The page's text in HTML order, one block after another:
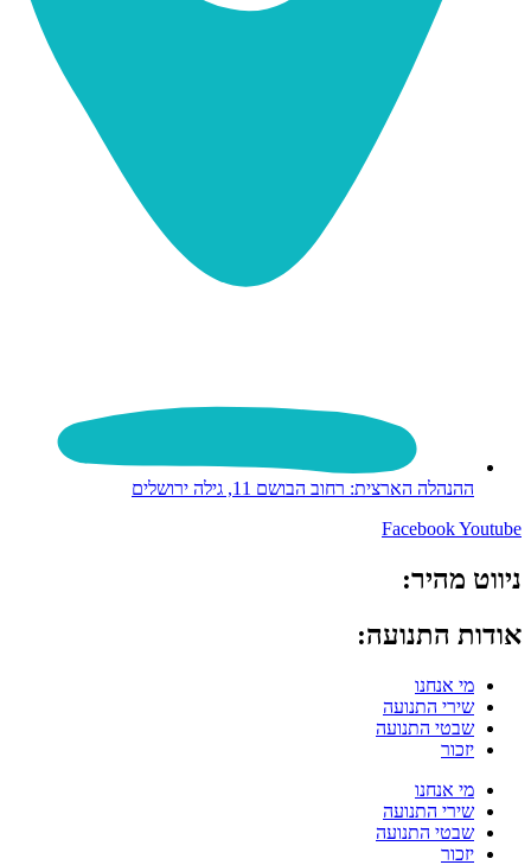
ההנהלה הארצית: רחוב הבושם 11, גילה ירושלים
FacebookYoutube
ניווט מהיר:
אודות התנועה:
מי אנחנו
שירי התנועה
שבטי התנועה
יזכור
מי אנחנו
שירי התנועה
שבטי התנועה
יזכור